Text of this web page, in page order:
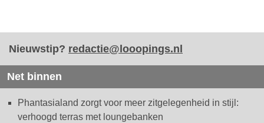
Nieuwstip? redactie@looopings.nl
Net binnen
Phantasialand zorgt voor meer zitgelegenheid in stijl:
verhoogd terras met loungebanken